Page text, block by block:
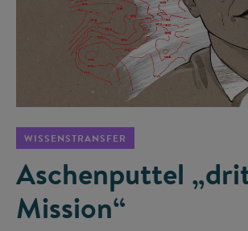
WISSENSTRANSFER
Aschenputtel
Mission“